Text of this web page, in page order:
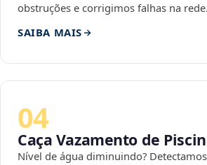
obstruções e corrigimos falhas na rede.
SAIBA MAIS
04
Caça Vazamento de
Nível de água diminuindo?